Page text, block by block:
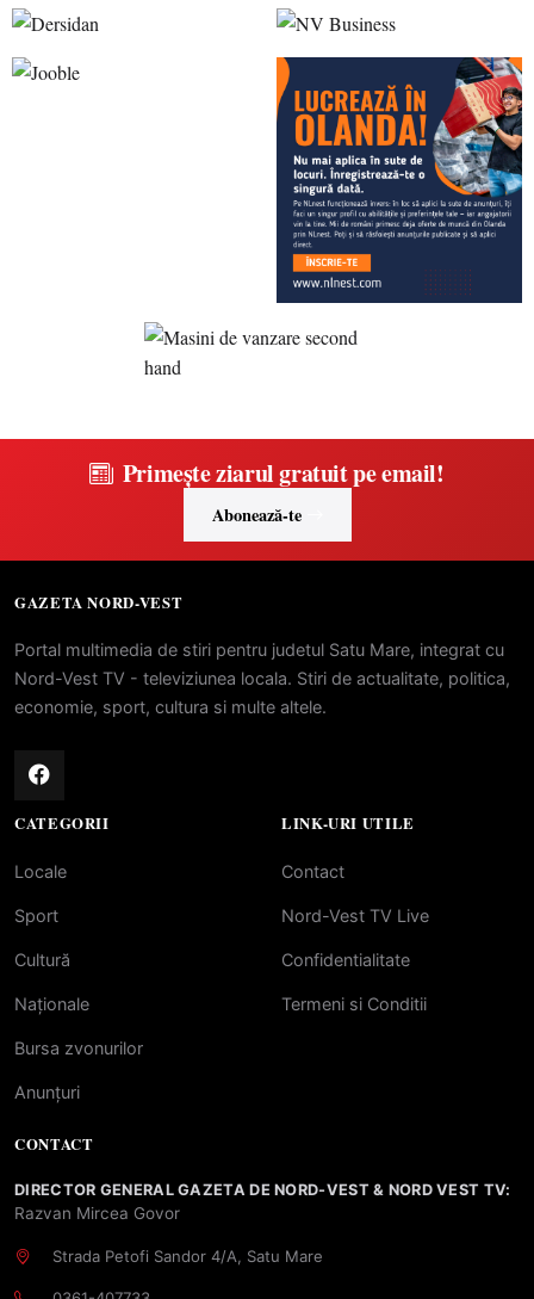
Primește ziarul gratuit pe email!
Abonează-te
GAZETA NORD-VEST
Portal multimedia de stiri pentru judetul Satu Mare, integrat cu
Nord-Vest TV - televiziunea locala. Stiri de actualitate, politica,
economie, sport, cultura si multe altele.
CATEGORII
Locale
Sport
Cultură
Naționale
Bursa zvonurilor
Anunțuri
LINK-URI UTILE
Contact
Nord-Vest TV Live
Confidentialitate
Termeni si Conditii
CONTACT
DIRECTOR GENERAL GAZETA DE NORD-VEST & NORD VEST TV:
Razvan Mircea Govor
Strada Petofi Sandor 4/A, Satu Mare